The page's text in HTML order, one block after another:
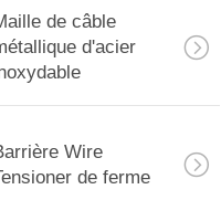
de câble
d'acier
Wire
de ferme